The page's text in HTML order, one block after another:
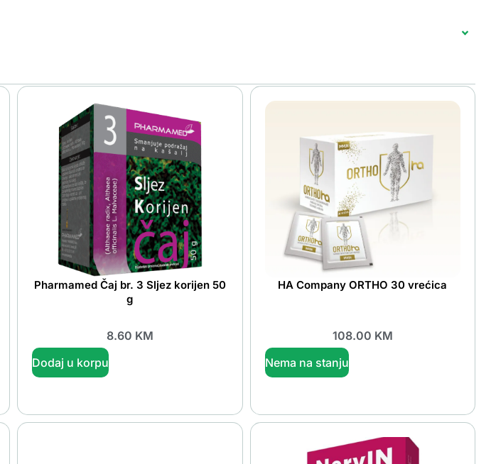
Pharmamed Čaj br. 3 Sljez korijen 50
g
8.60 KM
Dodaj u korpu
HA Company ORTHO 30 vrećica
108.00 KM
Nema na stanju